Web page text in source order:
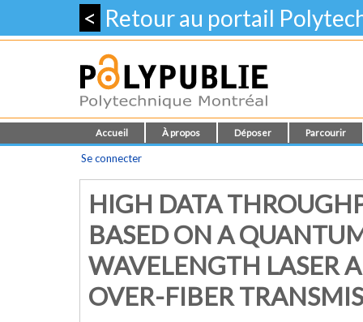
< Retour au portail
Accueil À propos Déposer Parcourir
Se connecter
HIGH DATA
BASED ON A
WAVELENGTH LASER
OVER-FIBER